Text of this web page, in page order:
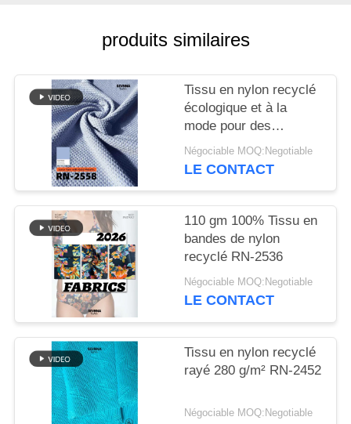
PLAN
PRIVACY
POLICY
produits similaires
Tissu en nylon recyclé
écologique et à la
mode pour des
vêtements durables
Négociable MOQ:Negotiable
LE CONTACT
110 gm 100% Tissu en
bandes de nylon
recyclé RN-2536
Négociable MOQ:Negotiable
LE CONTACT
Tissu en nylon recyclé
rayé 280 g/m² RN-2452
Négociable MOQ:Negotiable